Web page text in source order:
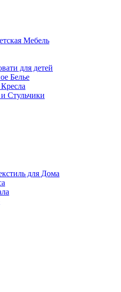
Мебель
для детей
Белье
Стульчики
для Дома